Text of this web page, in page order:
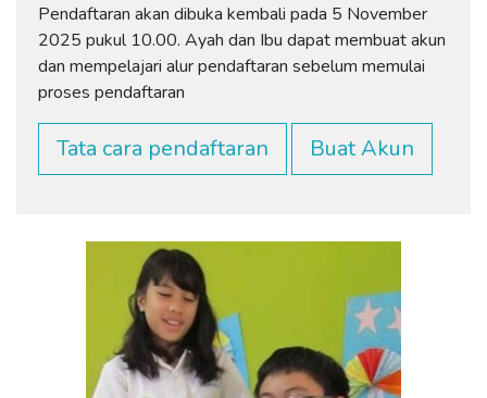
Pendaftaran akan dibuka kembali pada 5 November
2025 pukul 10.00. Ayah dan Ibu dapat membuat akun
dan mempelajari alur pendaftaran sebelum memulai
proses pendaftaran
Tata cara pendaftaran Buat Akun